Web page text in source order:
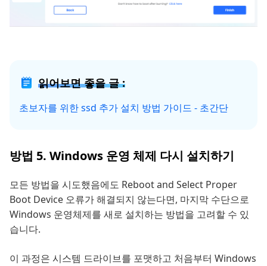
읽어보면 좋을 글 :
초보자를 위한 ssd 추가 설치 방법 가이드 - 초간단
방법 5. Windows 운영 체제 다시 설치하기
모든 방법을 시도했음에도 Reboot and Select Proper
Boot Device 오류가 해결되지 않는다면, 마지막 수단으로
Windows 운영체제를 새로 설치하는 방법을 고려할 수 있
습니다.
이 과정은 시스템 드라이브를 포맷하고 처음부터 Windows